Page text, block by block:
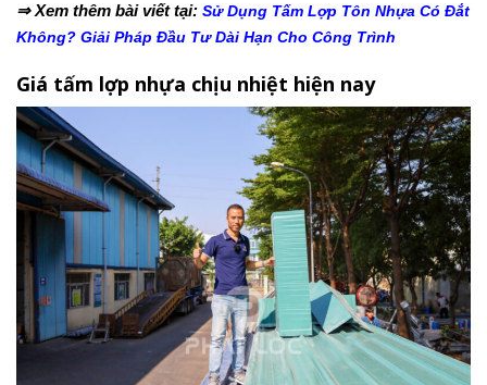
⇒ Xem thêm bài viết tại: Sử Dụng Tấm Lợp Tôn Nhựa Có Đắt
Không? Giải Pháp Đầu Tư Dài Hạn Cho Công Trình
Giá tấm lợp nhựa chịu nhiệt hiện nay